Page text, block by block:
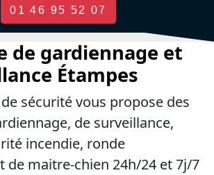
01 46 95 52 07
de gardiennage et
Étampes
sécurité vous propose des
de surveillance,
incendie, ronde
de maitre-chien 24h/24 et 7j/7